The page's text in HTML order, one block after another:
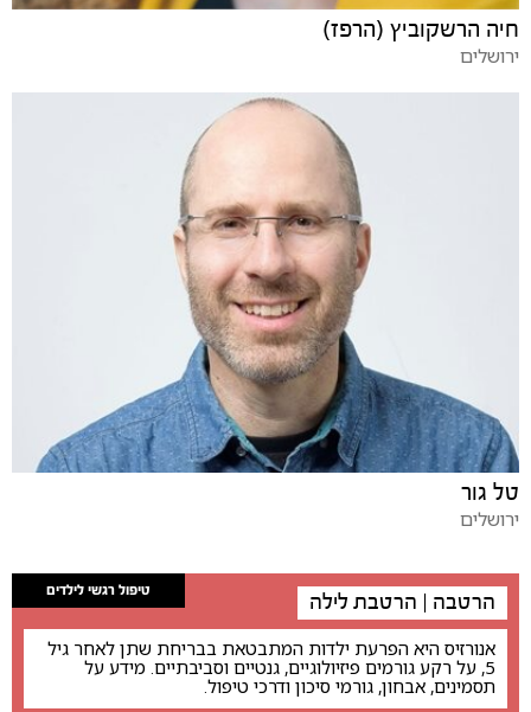
חיה הרשקוביץ (הרפז)
ירושלים
טל גור
ירושלים
טיפול רגשי לילדים הרטבה | הרטבת לילה
אנורזיס היא הפרעת ילדות המתבטאת בבריחת שתן לאחר גיל
5, על רקע גורמים פיזיולוגיים, גנטיים וסביבתיים. מידע על
תסמינים, אבחון, גורמי סיכון ודרכי טיפול.